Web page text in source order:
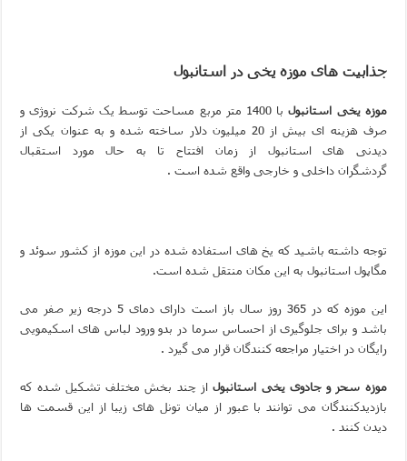
جذابیت های موزه یخی در استانبول
موزه یخی استانبول
با 1400 متر مربع مساحت توسط یک شرکت نروژی و
صرف هزینه ای بیش از 20 میلیون دلار ساخته شده و به عنوان یکی از
دیدنی های استانبول از زمان افتتاح تا به حال مورد استقبال
گردشگرانداخلی و خارجی واقع شده است .
توجه داشته باشید که یخ های استفاده شده در این موزه از کشور سوئد و
مگاپول استانبول به این مکان منتقل شده است.
این موزه که در 365 روز سال باز است دارای دمای 5
درجه زیر صفر می
باشد و برای جلوگیری از احساس سرما در بدو ورود لباس های اسکیمویی
رایگان در اختیار مراجعه کنندگان قرار می گیرد .
موزه سحر و جادوی یخی استانبولاز چند بخش مختلف تشکیل شده که
بازدیدکنندگان می توانند با عبور از میان تونل های زیبا از این قسمت ها
دیدن کنند .